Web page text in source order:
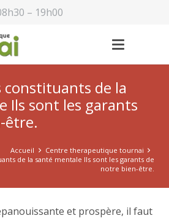
– 19h00
constituants de la
Ils sont les garants
être.
Accueil
Centre therapeutique tournai
de la santé mentale Ils sont les garants de
notre bien-être.
et prospère, il faut